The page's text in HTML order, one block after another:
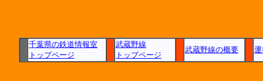
千葉県の鉄道情報室
トップページ
武蔵野線
トップページ
武蔵野線の概要